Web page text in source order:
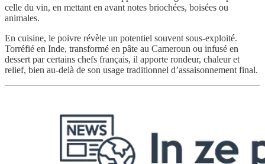
celle du vin, en mettant en avant notes briochées, boisées ou
animales.
En cuisine, le poivre révèle un potentiel souvent sous-exploité.
Torréfié en Inde, transformé en pâte au Cameroun ou infusé en
dessert par certains chefs français, il apporte rondeur, chaleur et
relief, bien au-delà de son usage traditionnel d’assaisonnement final.